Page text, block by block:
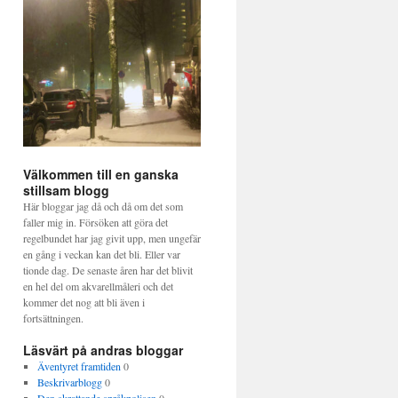
Välkommen till en ganska
stillsam blogg
Här bloggar jag då och då om det som
faller mig in. Försöken att göra det
regelbundet har jag givit upp, men ungefär
en gång i veckan kan det bli. Eller var
tionde dag. De senaste åren har det blivit
en hel del om akvarellmåleri och det
kommer det nog att bli även i
fortsättningen.
Läsvärt på andras bloggar
Äventyret framtiden 0
Beskrivarblogg0